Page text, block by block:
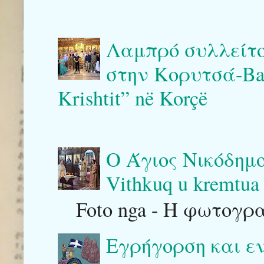
Λαμπρό
στην Κορυτσά-
Krishtit” në Korçë
Ο Άγιος
Vithkuq u
Foto nga - Η
Εγρήγορση και